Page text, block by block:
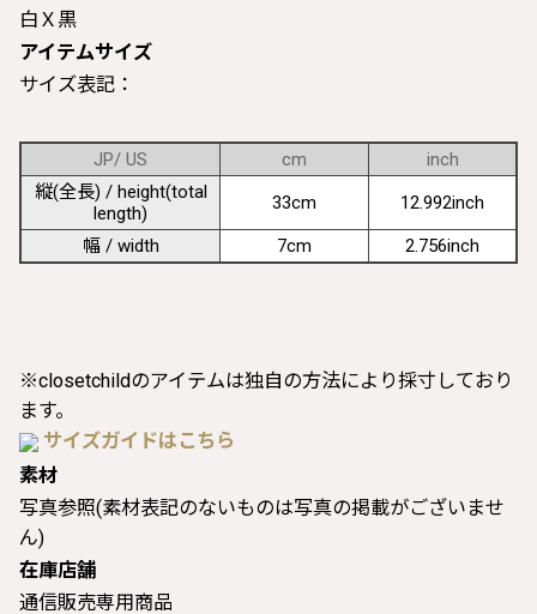
白Ｘ黒
アイテムサイズ
サイズ表記：
JP/ US cm
inch
縦(全長) / height(total
length)
33cm
12.992inch
幅 / width
7cm 2.756inch
※closetchildのアイテムは独自の方法により採寸しており
ます。
サイズガイドはこちら
素材
写真参照(素材表記のないものは写真の掲載がございませ
ん)
在庫店舗
通信販売専用商品